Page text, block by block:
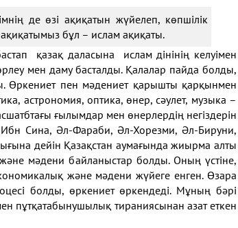
де өзі ақиқатын жүйелеп, көпшілік
бұл – ислам ақиқаты.
қазақ даласына ислам дінінің келуімен
мен даму басталды. Қалалар пайда болды,
Өркениет пен мәдениет қарышты қарқынмен
астрономия, оптика, өнер, сәулет, музыка –
ғылымдар мен өнерлердің негіздерін
Сина, Әл-Фараби, Әл-Хорезми, Әл-Бируни,
дейін Қазақстан аумағында жиырма алты
мәдени байланыстар болды. Оның үстіне,
және мәдени жүйеге енген. Өзара
болды, өркениет өркендеді. Мұның бәрі
пұтқатабынушылық тираниясынан азат еткен